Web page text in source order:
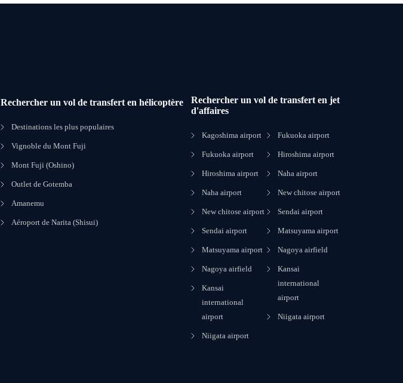
Rechercher un vol de transfert en hélicoptère
Destinations les plus populaires
Vignoble du Mont Fuji
Mont Fuji (Oshino)
Outlet de Gotemba
Amanemu
Aéroport de Narita (Shisui)
Rechercher un vol de transfert en jet
d'affaires
Kagoshima airport
Fukuoka airport
Hiroshima airport
Naha airport
New chitose airport
Sendai airport
Matsuyama airport
Nagoya airfield
Kansai
international
airport
Niigata airport
Fukuoka airport
Hiroshima airport
Naha airport
New chitose airport
Sendai airport
Matsuyama airport
Nagoya airfield
Kansai
international
airport
Niigata airport